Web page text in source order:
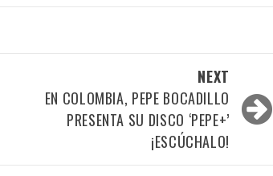
NEXT
EN COLOMBIA, PEPE BOCADILLO
PRESENTA SU DISCO ‘PEPE+’
¡ESCÚCHALO!